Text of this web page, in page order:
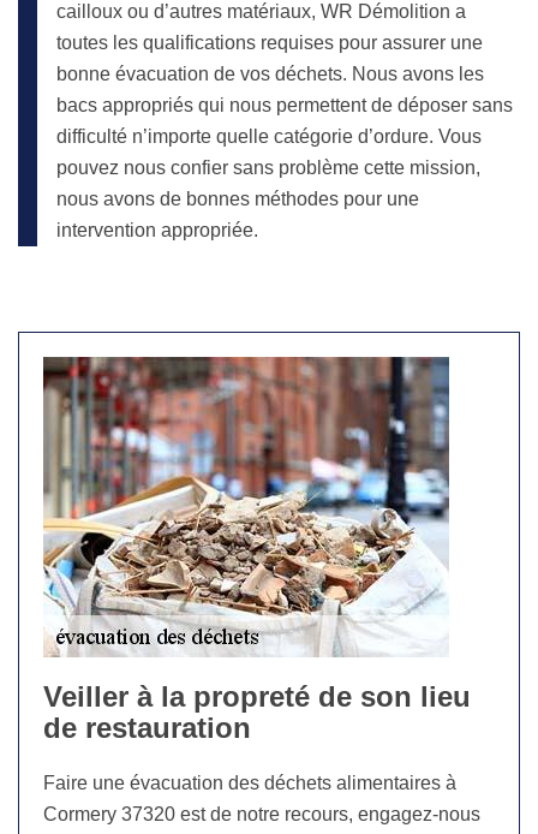
cailloux ou d’autres matériaux, WR Démolition a
toutes les qualifications requises pour assurer une
bonne évacuation de vos déchets. Nous avons les
bacs appropriés qui nous permettent de déposer sans
difficulté n’importe quelle catégorie d’ordure. Vous
pouvez nous confier sans problème cette mission,
nous avons de bonnes méthodes pour une
intervention appropriée.
Veiller à la propreté de son lieu
de restauration
Faire une évacuation des déchets alimentaires à
Cormery 37320 est de notre recours, engagez-nous